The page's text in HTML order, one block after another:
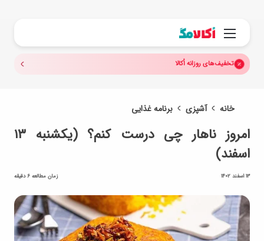
منو
تخفیف‌های روزانه اُکالا
خانه آشپزی برنامه غذایی
امروز ناهار چی درست کنم؟ (یکشنبه ۱۳
اسفند)
13 اسفند 1402 زمان مطالعه 6 دقیقه